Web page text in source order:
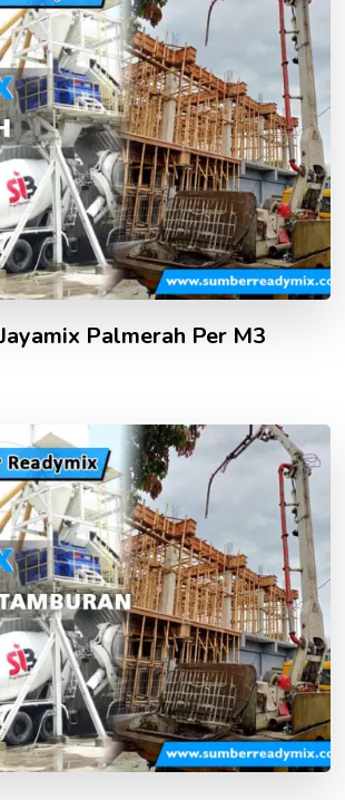
Palmerah Per M3